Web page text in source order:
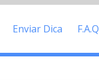
Enviar Dica F.A.Q